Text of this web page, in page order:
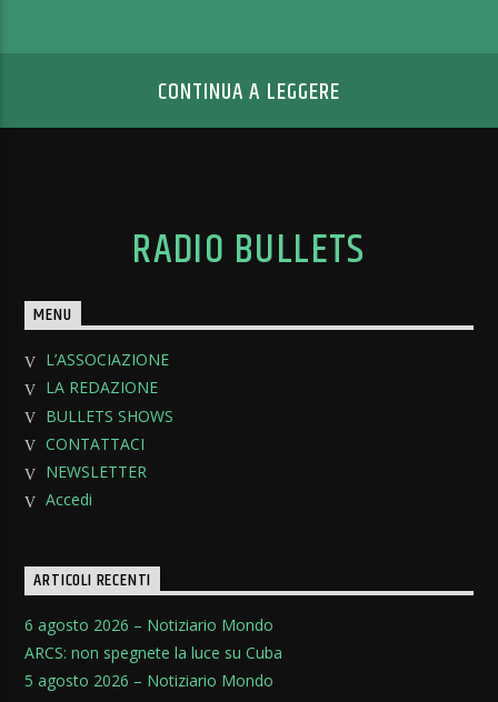
CONTINUA A LEGGERE
RADIO BULLETS
MENU
L’ASSOCIAZIONE
LA REDAZIONE
BULLETS SHOWS
CONTATTACI
NEWSLETTER
Accedi
ARTICOLI RECENTI
6 agosto 2026 – Notiziario Mondo
ARCS: non spegnete la luce su Cuba
5 agosto 2026 – Notiziario Mondo